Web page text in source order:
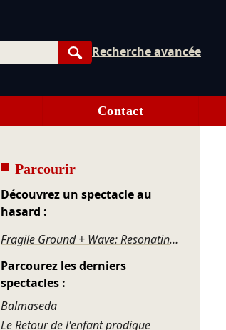
Rechercher
Recherche avancée
Contact
Parcourir
Découvrez un spectacle au
hasard :
Fragile Ground + Wave: Resonating Being
Parcourez les derniers
spectacles :
Balmaseda
Le Retour de l'enfant prodigue